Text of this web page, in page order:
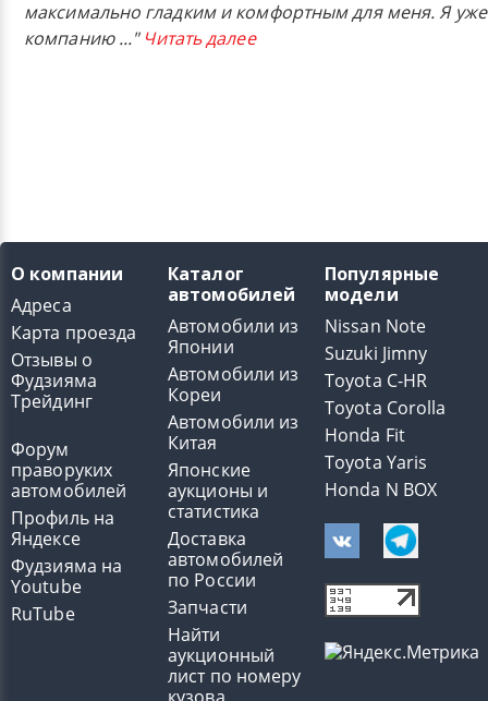
максимально гладким и комфортным для меня. Я
компанию..." Читать далее
О компании
Адреса
Карта проезда
Отзывы о
Фудзияма
Трейдинг
Форум
праворуких
автомобилей
Профиль на
Яндексе
Фудзияма на
Youtube
RuTube
Каталог
автомобилей
Автомобили из
Японии
Автомобили из
Кореи
Автомобили из
Китая
Японские
аукционы и
статистика
Доставка
автомобилей
по России
Запчасти
Найти
аукционный
лист по номеру
Популярные
модели
Nissan Note
Suzuki Jimny
Toyota C-HR
Toyota Corolla
Honda Fit
Toyota Yaris
Honda N BOX